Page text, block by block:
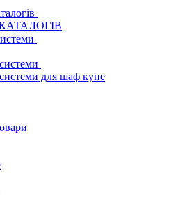
для шаф купе